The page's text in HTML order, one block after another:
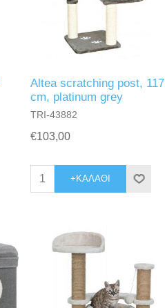
Altea scratching post, 117
cm, platinum grey
TRI-43882
€103,00
+ΚΑΛΆΘΙ